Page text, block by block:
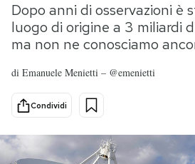
Scienza
Sport
Dopo anni di osservazioni è
luogo di origine a 3 miliardi
ma non ne conosciamo
di Emanuele Menietti – @emenietti
Condividi